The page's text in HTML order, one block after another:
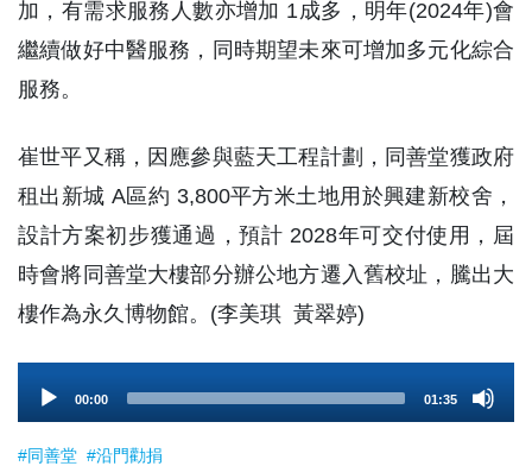
加，有需求服務人數亦增加 1成多，明年(2024年)會
繼續做好中醫服務，同時期望未來可增加多元化綜合
服務。
崔世平又稱，因應參與藍天工程計劃，同善堂獲政府
租出新城 A區約 3,800平方米土地用於興建新校舍，
設計方案初步獲通過，預計 2028年可交付使用，屆
時會將同善堂大樓部分辦公地方遷入舊校址，騰出大
樓作為永久博物館。(李美琪 黃翠婷)
Player
00:00 01:35
#同善堂 #沿門勸捐